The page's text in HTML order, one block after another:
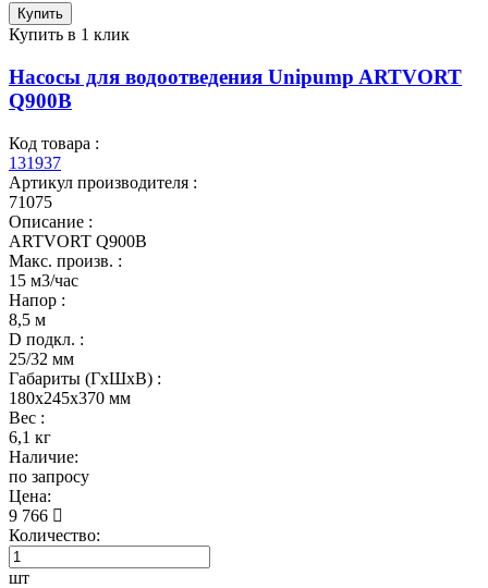
Купить
Купить в 1 клик
Насосы для водоотведения Unipump ARTVORT
Q900B
Код товара :
131937
Артикул производителя :
71075
Описание :
ARTVORT Q900B
Макс. произв. :
15 м3/час
Напор :
8,5 м
D подкл. :
25/32 мм
Габариты (ГхШхВ) :
180x245x370 мм
Вес :
6,1 кг
Наличие:
по запросу
Цена:
9 766
Количество:
шт